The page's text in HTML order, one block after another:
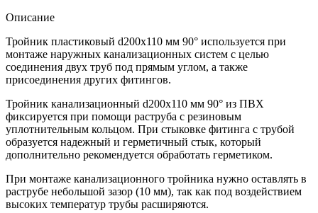
Описание
Тройник пластиковый d200х110 мм 90° используется при
монтаже наружных канализационных систем с целью
соединения двух труб под прямым углом, а также
присоединения других фитингов.
Тройник канализационный d200х110 мм 90° из ПВХ
фиксируется при помощи раструба с резиновым
уплотнительным кольцом. При стыковке фитинга с трубой
образуется надежный и герметичный стык, который
дополнительно рекомендуется обработать герметиком.
При монтаже канализационного тройника нужно оставлять в
раструбе небольшой зазор (10 мм), так как под воздействием
высоких температур трубы расширяются.